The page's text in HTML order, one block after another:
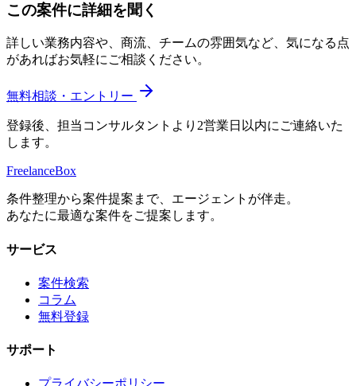
この案件に詳細を聞く
詳しい業務内容や、商流、チームの雰囲気など、気になる点
があればお気軽にご相談ください。
無料相談・エントリー
登録後、担当コンサルタントより2営業日以内にご連絡いた
します。
FreelanceBox
条件整理から案件提案まで、エージェントが伴走。
あなたに最適な案件をご提案します。
サービス
案件検索
コラム
無料登録
サポート